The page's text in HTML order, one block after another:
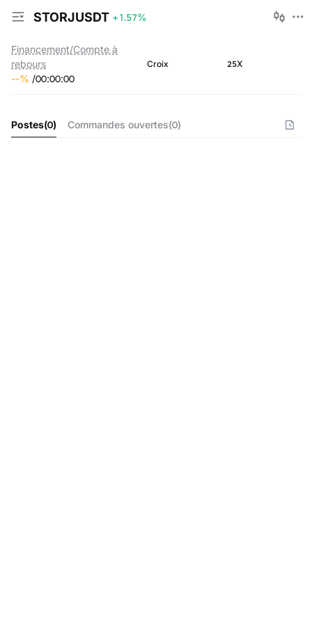
STORJUSDT +1.57%
Financement/Compte à
rebours
--% /00:00:00
Croix 25X
Postes(0) Commandes ouvertes(0)